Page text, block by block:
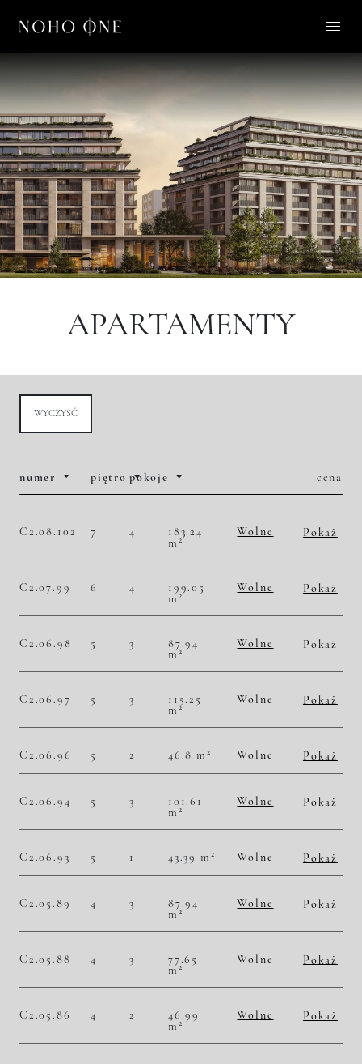
O NOHO ONE
LIFESTYLE
APARTAMENTY
O NAS
KONTAKT
APARTAMENTY
WYCZYŚĆ
numer piętro pokoje cena
C2.08.102 7 4
183.24
m 2
Wolne
Pokaż
C2.07.99 6 4
199.05
m 2
Wolne
Pokaż
C2.06.98 5 3
87.94
m 2
Wolne
Pokaż
C2.06.97 5 3
115.25
m 2
Wolne
Pokaż
C2.06.96 5 2 46.8 m 2 Wolne
Pokaż
C2.06.94 5 3
101.61
m 2
Wolne
Pokaż
C2.06.93 5 1 43.39 m 2 Wolne
Pokaż
C2.05.89 4 3
87.94
m 2
Wolne
Pokaż
C2.05.88 4 3
77.65
m 2
Wolne
Pokaż
C2.05.86 4 2
46.99
m 2
Wolne
Pokaż